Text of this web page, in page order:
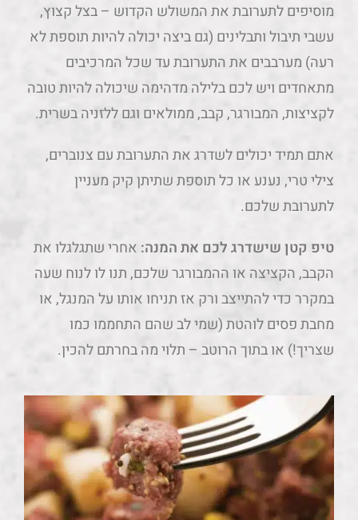
מוסיפים לתערובת את המשולש הקדוש – בצל קצוץ,
עשבי תיבול ותבלינים (גם ביצה יכולה להיות תוספת לא
רעה) מערבבים את התערובת עד שכל המרכיבים
מתאחדים ויש לכם בלילה מדהימה שיכולה להיות טובה
לקציצות, המבורגר, קבב, ממולאים וגם ללזניה בשרית.
אתם תמיד יכולים לשדרג את התערובת עם צנוברים,
צילי טרי, נענע או כל תוספת שתיתן קיק מעניין
לתערובת שלכם.
טיפ קטן שישדרג לכם את המנה: אחרי שתגלגלו את
הקבב, הקציצה או ההמבורגר שלכם, תנו לו לנוח שעה
במקרר כדי להתייצב ורק אז תניחו אותו על המנגל, או
מחבת פסים לוהטת (שמי לב שהם התחממו כמו
שצריך!) או בתוך הרוטב – תלוי מה בחרתם להכין.